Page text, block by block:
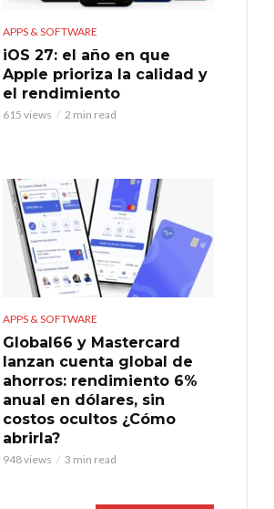
APPS & SOFTWARE
iOS 27: el año en que
Apple prioriza la calidad y
el rendimiento
615 views 2 min read
APPS & SOFTWARE
Global66 y Mastercard
lanzan cuenta global de
ahorros: rendimiento 6%
anual en dólares, sin
costos ocultos ¿Cómo
abrirla?
948 views 3 min read